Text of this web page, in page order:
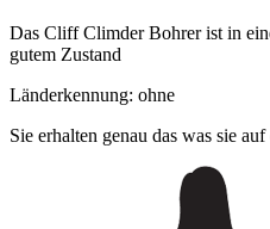
Das Cliff Climder Bohrer ist in
gutem Zustand
Länderkennung: ohne
Sie erhalten genau das was sie